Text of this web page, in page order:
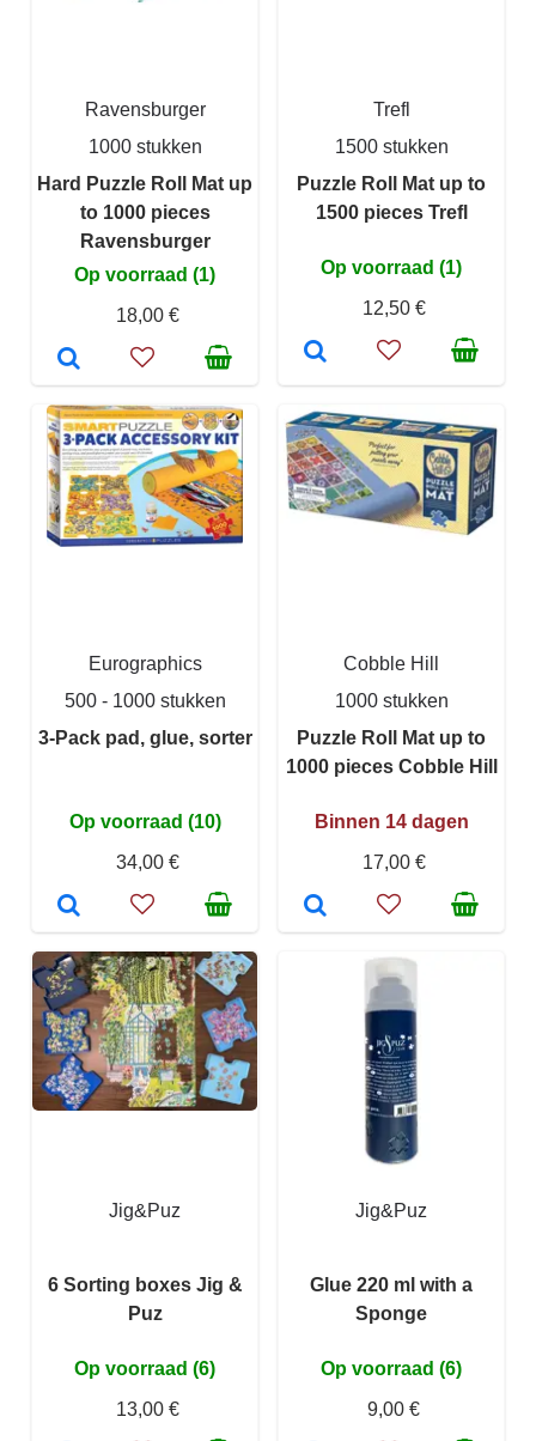
Ravensburger
1000 stukken
Hard Puzzle Roll Mat up
to 1000 pieces
Ravensburger
Op voorraad (1)
18,00 €
Trefl
1500 stukken
Puzzle Roll Mat up to
1500 pieces Trefl
Op voorraad (1)
12,50 €
Eurographics
500 - 1000 stukken
3-Pack pad, glue, sorter
Op voorraad (10)
34,00 €
Cobble Hill
1000 stukken
Puzzle Roll Mat up to
1000 pieces Cobble Hill
Binnen 14 dagen
17,00 €
Jig&Puz
6 Sorting boxes Jig &
Puz
Op voorraad (6)
13,00 €
Jig&Puz
Glue 220 ml with a
Sponge
Op voorraad (6)
9,00 €